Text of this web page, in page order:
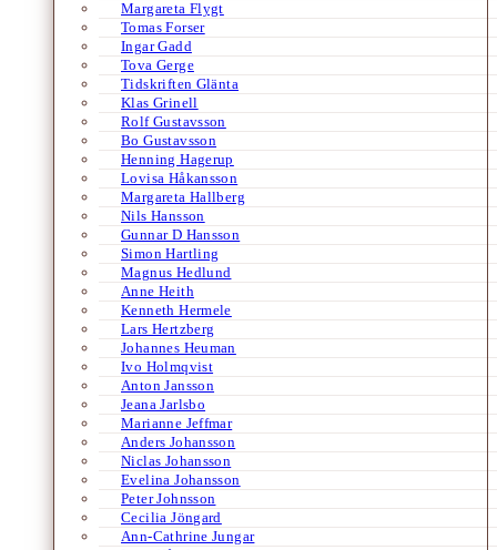
Margareta Flygt
Tomas Forser
Ingar Gadd
Tova Gerge
Tidskriften Glänta
Klas Grinell
Rolf Gustavsson
Bo Gustavsson
Henning Hagerup
Lovisa Håkansson
Margareta Hallberg
Nils Hansson
Gunnar D Hansson
Simon Hartling
Magnus Hedlund
Anne Heith
Kenneth Hermele
Lars Hertzberg
Johannes Heuman
Ivo Holmqvist
Anton Jansson
Jeana Jarlsbo
Marianne Jeffmar
Anders Johansson
Niclas Johansson
Evelina Johansson
Peter Johnsson
Cecilia Jöngard
Ann-Cathrine Jungar